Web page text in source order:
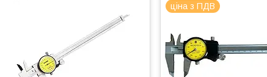
ціна з ПДВ